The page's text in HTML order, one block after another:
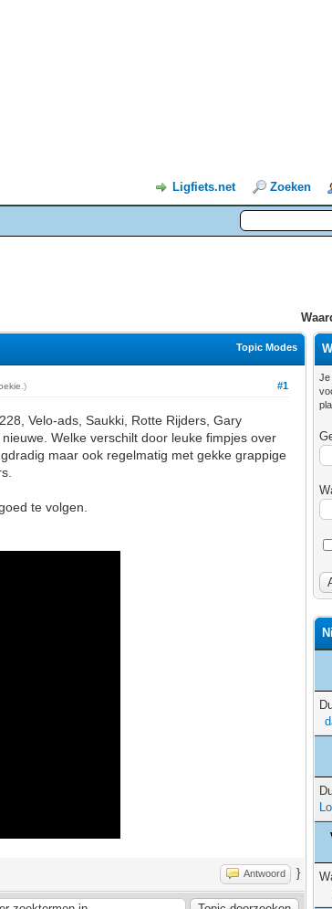
Ligfiets.net Zoeken
Topic Modes
#1
.)
Velo-ads, Saukki, Rotte Rijders, Gary
Welke verschilt door leuke fimpjes over
maar ook regelmatig met gekke grappige
te volgen.
Antwoord }
Je